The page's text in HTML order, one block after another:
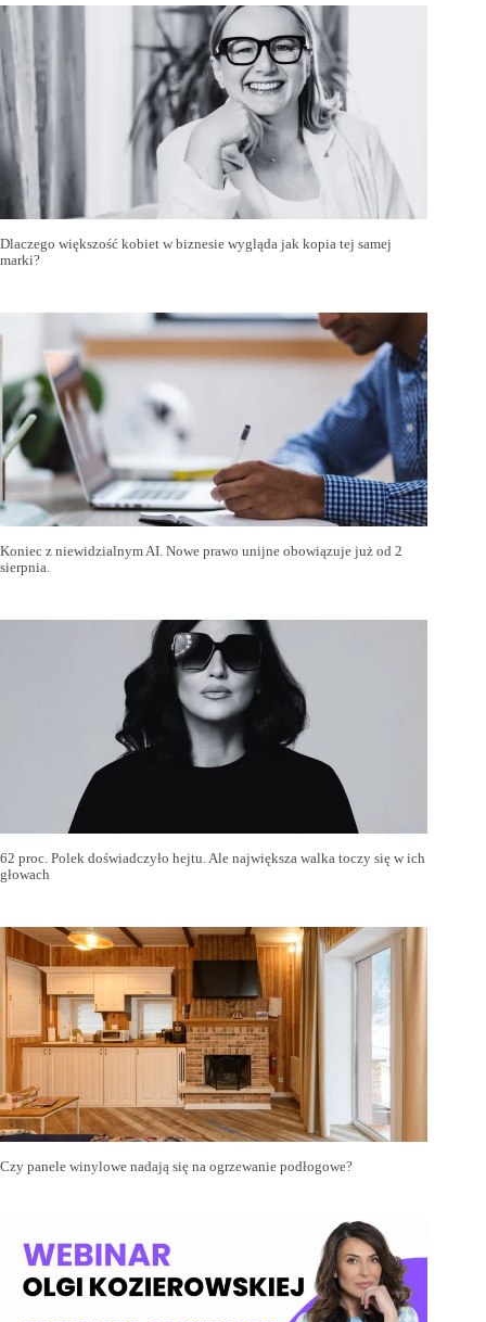
Dlaczego większość kobiet w biznesie wygląda jak kopia tej samej
marki?
Koniec z niewidzialnym AI. Nowe prawo unijne obowiązuje już od 2
sierpnia.
62 proc. Polek doświadczyło hejtu. Ale największa walka toczy się w ich
głowach
Czy panele winylowe nadają się na ogrzewanie podłogowe?